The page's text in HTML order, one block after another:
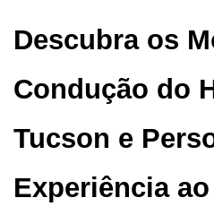
Descubra os
Condução do
Tucson e
Experiência